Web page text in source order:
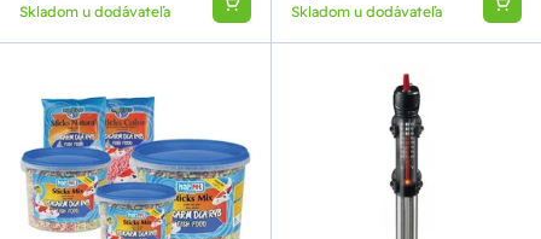
Skladom u dodávateľa
Skladom u dodávateľa